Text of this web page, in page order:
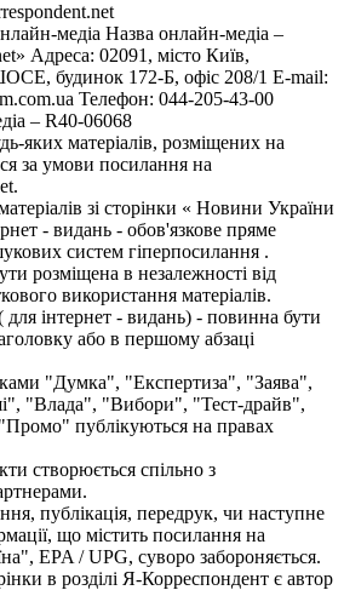
медіа Назва онлайн-медіа –
Адреса: 02091, місто Київ,
будинок 172-Б, офіс 208/1 E-mail:
Телефон: 044-205-43-00
– R40-06068
яких матеріалів, розміщених на
за умови посилання на
зі сторінки « Новини України
- видань - обов'язкове пряме
систем гіперпосилання .
розміщена в незалежності від
використання матеріалів.
для інтернет - видань) - повинна бути
або в першому абзаці
"Думка", "Експертиза", "Заява",
"Влада", "Вибори", "Тест-драйв",
публікуються на правах
створюється спільно з
публікація, передрук, чи наступне
що містить посилання на
EPA / UPG, суворо забороняється.
в розділі Я-Корреспондент є автор